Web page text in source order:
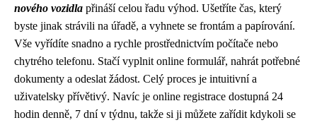
nového vozidla přináší celou řadu výhod. Ušetříte čas, který
byste jinak strávili na úřadě, a vyhnete se frontám a papírování.
Vše vyřídíte snadno a rychle prostřednictvím počítače nebo
chytrého telefonu. Stačí vyplnit online formulář, nahrát potřebné
dokumenty a odeslat žádost. Celý proces je intuitivní a
uživatelsky přívětivý. Navíc je online registrace dostupná 24
hodin denně, 7 dní v týdnu, takže si ji můžete zařídit kdykoli se